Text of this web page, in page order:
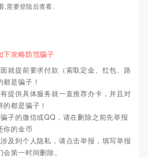
,需要登陆后查看.
下攻略防范骗子
就提前要求付款（索取定金、红包、路
是骗子！
提供具体服务就一直推荐办卡，并且对
都是骗子！
子的微信或QQ，请在删除之前先举报
你的金币
及到个人隐私，请点击举报，填写举报
第一时间删除。